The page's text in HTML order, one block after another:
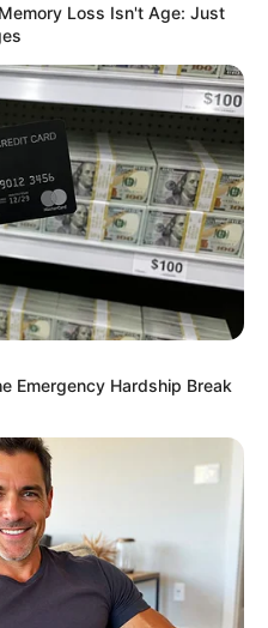
ง อ.คฑา ดูดวงรายวัน
นักเขียน
อิสฺวาสุ
งที่เฮ็ด เฮ็ดในสิ่งที่เชื่อ
- Watch
To A Whole New Level
Loss Isn't Age: Just
Emergency Hardship Break